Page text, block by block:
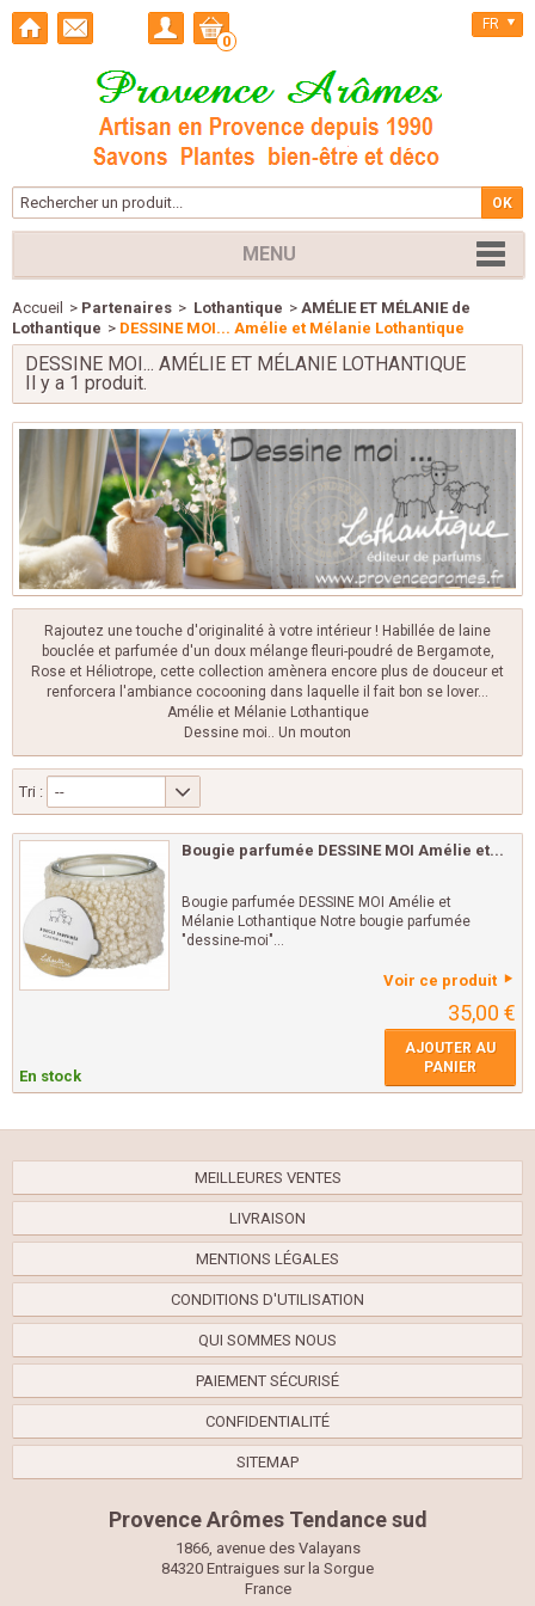
0
FR
MENU
Accueil > Partenaires > Lothantique > AMÉLIE ET MÉLANIE de
Lothantique > DESSINE MOI... Amélie et Mélanie Lothantique
DESSINE MOI... AMÉLIE ET MÉLANIE LOTHANTIQUE
Il y a 1 produit.
Rajoutez une touche d'originalité à votre intérieur ! Habillée de laine
bouclée et parfumée d'un doux mélange fleuri-poudré de Bergamote,
Rose et Héliotrope, cette collection amènera encore plus de douceur et
renforcera l'ambiance cocooning dans laquelle il fait bon se lover…
Amélie et Mélanie Lothantique
Dessine moi.. Un mouton
Tri : --
Bougie parfumée DESSINE MOI Amélie et...
Bougie parfumée DESSINE MOI Amélie et
Mélanie Lothantique Notre bougie parfumée
"dessine-moi"...
Voir ce produit
35,00 €
En stock
AJOUTER AU
PANIER
MEILLEURES VENTES
LIVRAISON
MENTIONS LÉGALES
CONDITIONS D'UTILISATION
QUI SOMMES NOUS
PAIEMENT SÉCURISÉ
CONFIDENTIALITÉ
SITEMAP
Provence Arômes Tendance sud
1866, avenue des Valayans
84320 Entraigues sur la Sorgue
France